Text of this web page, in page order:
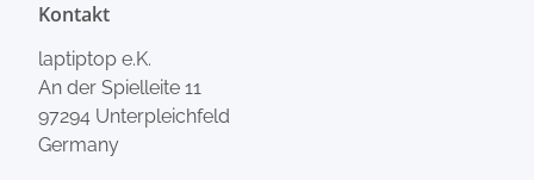
Kontakt
laptiptop e.K.
An der Spielleite 11
97294 Unterpleichfeld
Germany